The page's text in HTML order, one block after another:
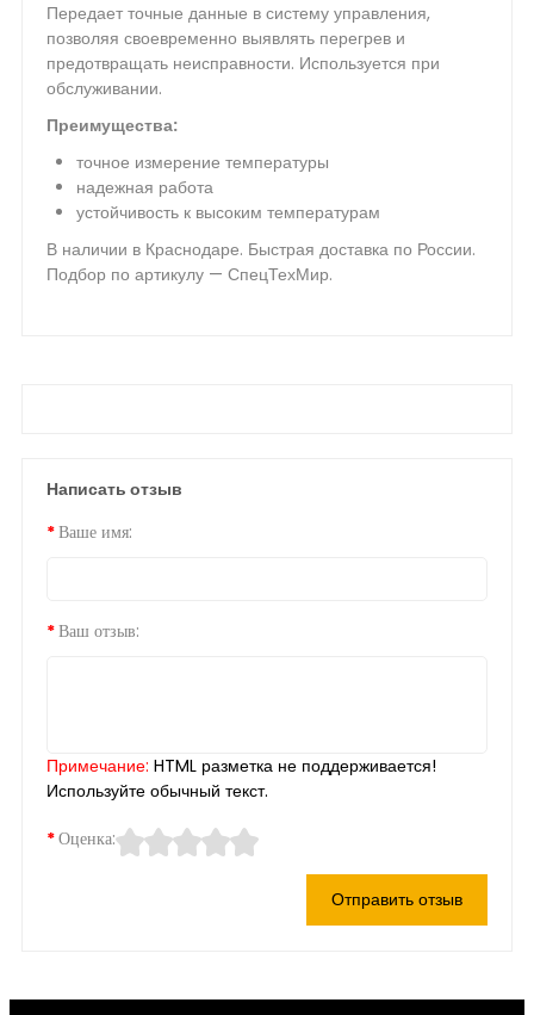
Передает точные данные в систему управления,
позволяя своевременно выявлять перегрев и
предотвращать неисправности. Используется при
обслуживании.
Преимущества:
точное измерение температуры
надежная работа
устойчивость к высоким температурам
В наличии в Краснодаре. Быстрая доставка по России.
Подбор по артикулу — СпецТехМир.
Написать отзыв
Ваше имя:
Ваш отзыв:
Примечание: HTML разметка не поддерживается!
Используйте обычный текст.
Оценка:
Отправить отзыв